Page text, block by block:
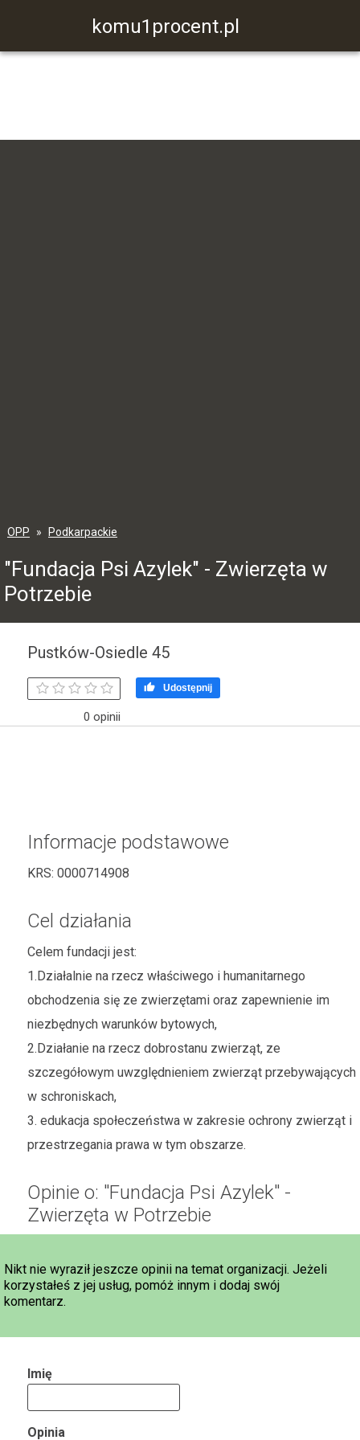
komu1procent.pl
OPP Podkarpackie
"Fundacja Psi Azylek" - Zwierzęta w
Potrzebie
Pustków-Osiedle 45
0 opinii
 Udostępnij
Informacje podstawowe
KRS: 0000714908
Cel działania
Celem fundacji jest:
1.Działalnie na rzecz właściwego i humanitarnego
obchodzenia się ze zwierzętami oraz zapewnienie im
niezbędnych warunków bytowych,
2.Działanie na rzecz dobrostanu zwierząt, ze
szczegółowym uwzględnieniem zwierząt przebywających
w schroniskach,
3. edukacja społeczeństwa w zakresie ochrony zwierząt i
przestrzegania prawa w tym obszarze.
Opinie o: "Fundacja Psi Azylek" -
Zwierzęta w Potrzebie
Nikt nie wyraził jeszcze opinii na temat organizacji. Jeżeli
korzystałeś z jej usług, pomóż innym i dodaj swój
komentarz.
Imię
Opinia